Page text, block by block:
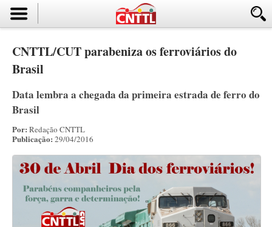
CNTTL/CUT parabeniza os ferroviários do
Brasil
Data lembra a chegada da primeira estrada de ferro do
Brasil
Por: Redação CNTTL
Publicação: 29/04/2016